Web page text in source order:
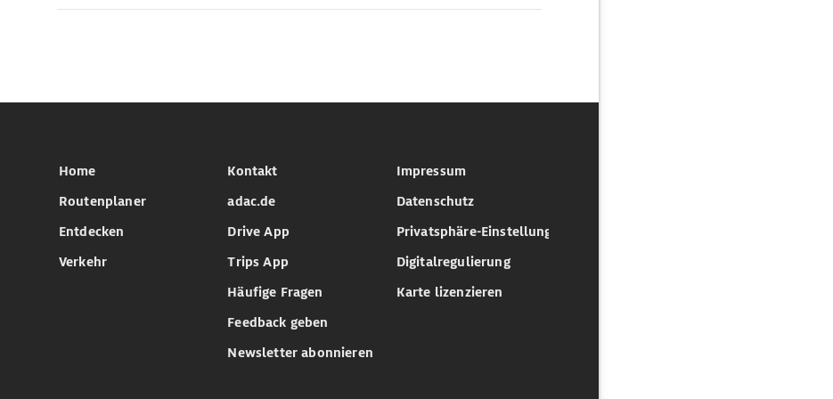
Home
Routenplaner
Entdecken
Verkehr
Kontakt
adac.de
Drive App
Trips App
Häufige Fragen
Feedback geben
Newsletter abonnieren
Impressum
Datenschutz
Privatsphäre-Einstellungen
Digitalregulierung
Karte lizenzieren